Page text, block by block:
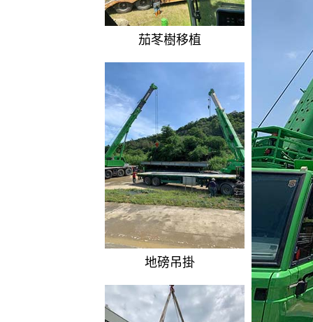
茄苳樹移植
地磅吊掛